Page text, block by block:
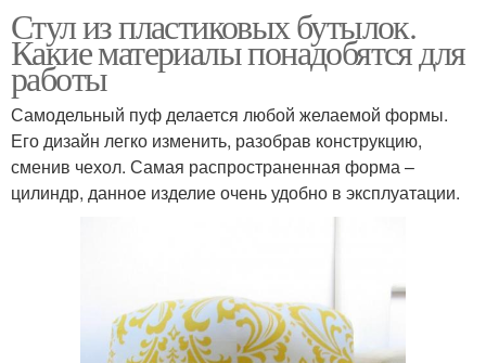
Стул из пластиковых бутылок.
Какие материалы понадобятся для
работы
Самодельный пуф делается любой желаемой формы.
Его дизайн легко изменить, разобрав конструкцию,
сменив чехол. Самая распространенная форма –
цилиндр, данное изделие очень удобно в эксплуатации.